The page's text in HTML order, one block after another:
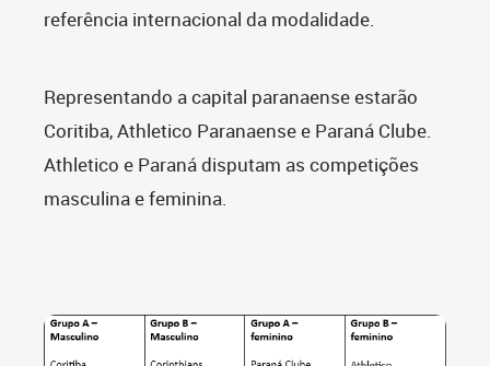
referência internacional da modalidade.
Representando a capital paranaense estarão
Coritiba, Athletico Paranaense e Paraná Clube.
Athletico e Paraná disputam as competições
masculina e feminina.